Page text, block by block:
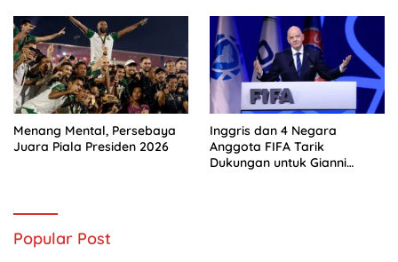
Menang Mental, Persebaya
Juara Piala Presiden 2026
Inggris dan 4 Negara
Anggota FIFA Tarik
Dukungan untuk Gianni
Popular Post